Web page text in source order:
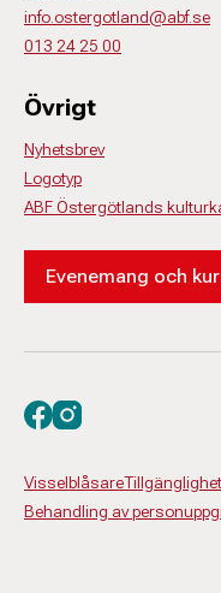
info.ostergotland@abf.se
013 24 25 00
Övrigt
Nyhetsbrev
Logotyp
ABF Östergötlands
Evenemang och
Visselblåsare
Behandling av
Besök oss på facebook
Besök oss på